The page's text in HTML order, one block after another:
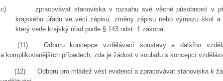
c)
zpracovávat stanoviska v rozsahu své věcné působnosti v
krajského úřadu ve věci zápisu, změny zápisu nebo výmazu škol
který vede krajský úřad podle § 143 odst. 1 zákona.
(11)
Odboru koncepce vzdělávací soustavy a dalšího
a komplikovanějších případech, zda je žádost v souladu s koncepcí
(12)
Odboru pro mládež vést evidenci a zpracovávat stanoviska k